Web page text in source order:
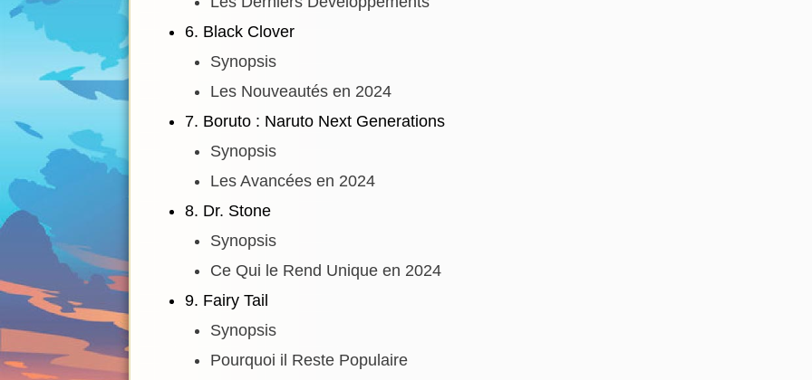
6. Black Clover
Synopsis
Les Nouveautés en 2024
7. Boruto : Naruto Next Generations
Synopsis
Les Avancées en 2024
8. Dr. Stone
Synopsis
Ce Qui le Rend Unique en 2024
9. Fairy Tail
Synopsis
Pourquoi il Reste Populaire